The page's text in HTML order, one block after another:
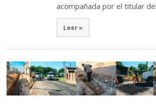
acompañada por el titular
Leer »